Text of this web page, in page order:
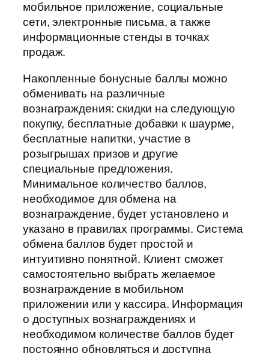
мобильное приложение, социальные
сети, электронные письма, а также
информационные стенды в точках
продаж.
Накопленные бонусные баллы можно
обменивать на различные
вознаграждения: скидки на следующую
покупку, бесплатные добавки к шаурме,
бесплатные напитки, участие в
розыгрышах призов и другие
специальные предложения.
Минимальное количество баллов,
необходимое для обмена на
вознаграждение, будет установлено и
указано в правилах программы. Система
обмена баллов будет простой и
интуитивно понятной. Клиент сможет
самостоятельно выбрать желаемое
вознаграждение в мобильном
приложении или у кассира. Информация
о доступных вознаграждениях и
необходимом количестве баллов будет
постоянно обновляться и доступна